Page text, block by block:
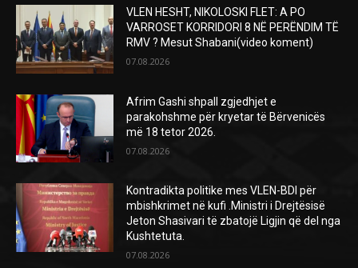
VLEN HESHT, NIKOLOSKI FLET: A PO
VARROSET KORRIDORI 8 NË PERËNDIM TË
RMV ? Mesut Shabani(video koment)
07.08.2026
Afrim Gashi shpall zgjedhjet e
parakohshme për kryetar të Bërvenicës
më 18 tetor 2026.
07.08.2026
Kontradikta politike mes VLEN-BDI për
mbishkrimet në kufi .Ministri i Drejtësisë
Jeton Shasivari të zbatojë Ligjin që del nga
Kushtetuta.
07.08.2026